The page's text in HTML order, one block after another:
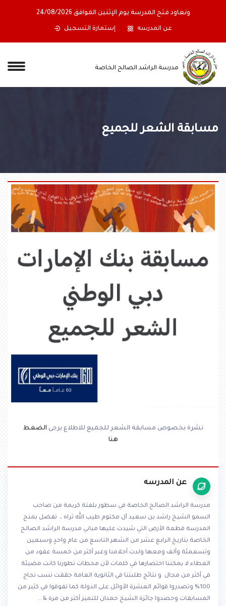
ونعاود فتح المدرسة يوم الإثنين الموافق 24/08/2026
عن المدرسه إستمارة التسجيل
مدرسة الراشد الصالح الخاصة
مسابقة الشعر للجميع
نشرة بخصوص مسابقة الشعر للجميع للاطلاع يرجى الضغط
هنا
عن المدرسه
مدرسة الراشد الصالح الخاصة في سطور بلفتة كريمة من صاحب
السمو الشيخ راشد بن سعيد آل مكتوم طيب الله ثراه ، تفضل بمنح
المدرسة قطعة الأرض التي شيدت عليها مباني مدرسة الراشد الصالح
الخاصة بتاريخ الرابع عشر من الشهر التاسع من عام واحدٍ وسبعين
وتسعمئة وألف ومعها ولدت أحلامنا وعبر أكثر من خمسة عقود من
العطاء لا يمكننا اختصارها في كلمات لأن محطات تطورنا كانت مضيئة
في أكثر من مجال و نتائج طلبتنا في الثانوية العامة حققت نسب نجاح
100% وتصدروا قوائم العشرة الأوائل على الدولة كما تفوقوا في كثير من
المسابقات وحصدوا جائزة الشيخ حمدان للتميز أكثر من مرة & ..